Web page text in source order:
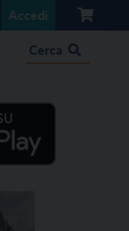
Accedi
Cerca